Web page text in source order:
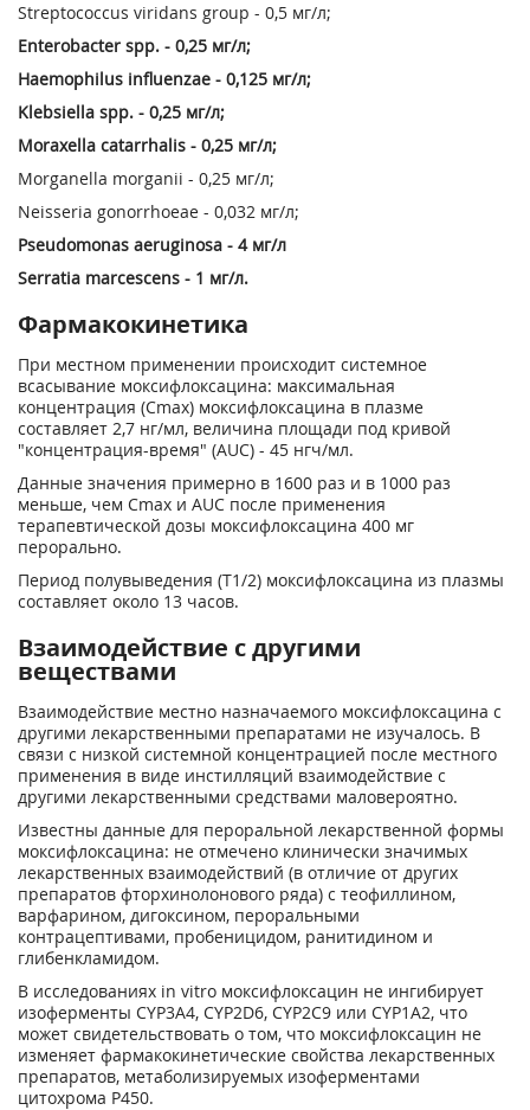
Streptococcus viridans group - 0,5 мг/л;
Enterobacter spp. - 0,25 мг/л;
Haemophilus influenzae - 0,125 мг/л;
Klebsiella spp. - 0,25 мг/л;
Moraxella catarrhalis - 0,25 мг/л;
Morganella morganii - 0,25 мг/л;
Neisseria gonorrhoeae - 0,032 мг/л;
Pseudomonas aeruginosa - 4 мг/л
Serratia marcescens - 1 мг/л.
Фармакокинетика
При местном применении происходит системное
всасывание моксифлоксацина: максимальная
концентрация (Сmах) моксифлоксацина в плазме
составляет 2,7 нг/мл, величина площади под кривой
"концентрация-время" (AUC) - 45 нгч/мл.
Данные значения примерно в 1600 раз и в 1000 раз
меньше, чем Сmах и AUC после применения
терапевтической дозы моксифлоксацина 400 мг
перорально.
Период полувыведения (Т1/2) моксифлоксацина из плазмы
составляет около 13 часов.
Взаимодействие с другими
веществами
Взаимодействие местно назначаемого моксифлоксацина с
другими лекарственными препаратами не изучалось. В
связи с низкой системной концентрацией после местного
применения в виде инстилляций взаимодействие с
другими лекарственными средствами маловероятно.
Известны данные для пероральной лекарственной формы
моксифлоксацина: не отмечено клинически значимых
лекарственных взаимодействий (в отличие от других
препаратов фторхинолонового ряда) с теофиллином,
варфарином, дигоксином, пероральными
контрацептивами, пробеницидом, ранитидином и
глибенкламидом.
В исследованиях in vitro моксифлоксацин не ингибирует
изоферменты CYP3A4, CYP2D6, CYP2C9 или CYP1A2, что
может свидетельствовать о том, что моксифлоксацин не
изменяет фармакокинетические свойства лекарственных
препаратов, метаболизируемых изоферментами
цитохрома Р450.